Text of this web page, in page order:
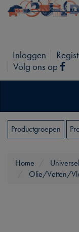
Inloggen
Volg ons op
Productgroepen
Home
Olie/Vetten/